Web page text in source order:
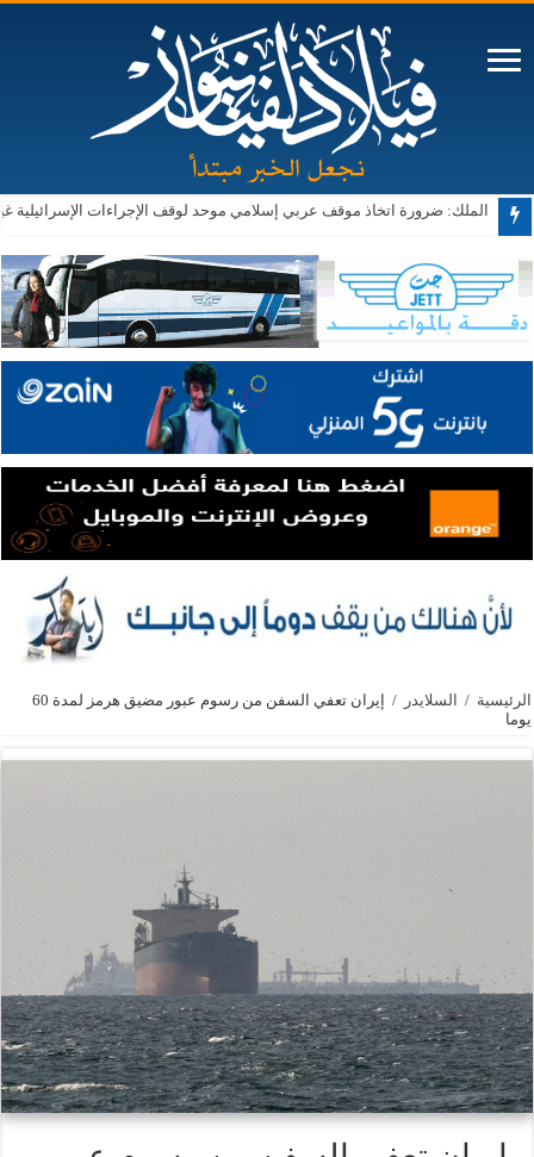
الملك: ضرورة اتخاذ موقف عربي إسلامي موحد لوقف الإجراءات الإسرائيلية
الرئيسية / السلايدر /
إيران تعفي السفن من رسوم عبور مضيق هرمز لمدة 60
يوما